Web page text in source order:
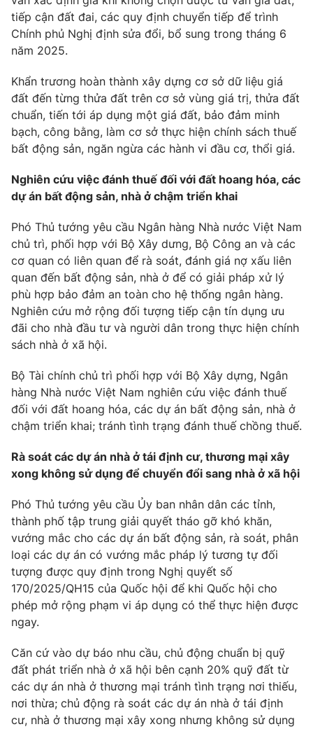
tiếp cận đất đai, các quy định chuyển tiếp để trình
Chính phủ Nghị định sửa đổi, bổ sung trong tháng 6
năm 2025.
Khẩn trương hoàn thành xây dựng cơ sở dữ liệu giá
đất đến từng thửa đất trên cơ sở vùng giá trị, thửa đất
chuẩn, tiến tới áp dụng một giá đất, bảo đảm minh
bạch, công bằng, làm cơ sở thực hiện chính sách thuế
bất động sản, ngăn ngừa các hành vi đầu cơ, thổi giá.
Nghiên cứu việc đánh thuế đối với đất hoang hóa, các
dự án bất động sản, nhà ở chậm triển khai
Phó Thủ tướng yêu cầu Ngân hàng Nhà nước Việt Nam
chủ trì, phối hợp với Bộ Xây dưng, Bộ Công an và các
cơ quan có liên quan để rà soát, đánh giá nợ xấu liên
quan đến bất động sản, nhà ở để có giải pháp xử lý
phù hợp bảo đảm an toàn cho hệ thống ngân hàng.
Nghiên cứu mở rộng đối tượng tiếp cận tín dụng ưu
đãi cho nhà đầu tư và người dân trong thực hiện chính
sách nhà ở xã hội.
Bộ Tài chính chủ trì phối hợp với Bộ Xây dựng, Ngân
hàng Nhà nước Việt Nam nghiên cứu việc đánh thuế
đối với đất hoang hóa, các dự án bất động sản, nhà ở
chậm triển khai; tránh tình trạng đánh thuế chồng thuế.
Rà soát các dự án nhà ở tái định cư, thương mại xây
xong không sử dụng để chuyển đổi sang nhà ở xã hội
Phó Thủ tướng yêu cầu Ủy ban nhân dân các tỉnh,
thành phố tập trung giải quyết tháo gỡ khó khăn,
vướng mắc cho các dự án bất động sản, rà soát, phân
loại các dự án có vướng mắc pháp lý tương tự đối
tượng được quy định trong Nghị quyết số
170/2025/QH15 của Quốc hội để khi Quốc hội cho
phép mở rộng phạm vi áp dụng có thể thực hiện được
ngay.
Căn cứ vào dự báo nhu cầu, chủ động chuẩn bị quỹ
đất phát triển nhà ở xã hội bên cạnh 20% quỹ đất từ
các dự án nhà ở thương mại tránh tình trạng nơi thiếu,
nơi thừa; chủ động rà soát các dự án nhà ở tái định
cư, nhà ở thương mại xây xong nhưng không sử dụng